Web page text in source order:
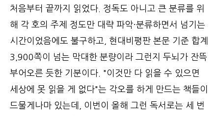
처음부터 끝까지 읽었다. 정독도 아니고 큰 분류를 위
해 각 호의 주제 정도만 대략 파악·분류하면서 넘기는
시간이었음에도 불구하고, 현대비평판 본문 기준 합계
3,900쪽이 넘는 막대한 분량이라 그런지 두뇌가 잔뜩
부어오른 듯한 기분이다. "이것만 다 읽을 수 있으면
세상에 못 읽을 게 없다"는 각오를 하게 만드는 책들이
드물게나마 있는데, 이번이 올해 그런 독서로는 세 번